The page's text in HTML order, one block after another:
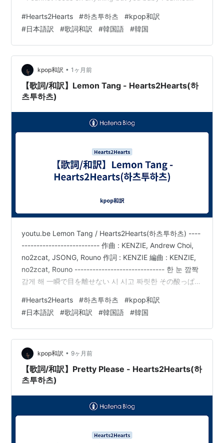
のぼや…
#Hearts2Hearts #하츠투하츠 #kpop和訳
#日本語訳 #歌詞和訳 #韓国語 #韓国
kpop和訳 • 1ヶ月前
【歌詞/和訳】Lemon Tang - Hearts2Hearts(하
츠투하츠)
youtu.be Lemon Tang / Hearts2Hearts(하츠투하츠) ----
-------------------------- 作曲 : KENZIE, Andrew Choi,
no2zcat, JSONG, Rouno 作詞 : KENZIE 編曲 : KENZIE,
no2zcat, Rouno ------------------------------ 한 눈 깜짝
감게 해 一瞬で目を離せない 시 시고 짜릿한 その酸っぱく
打ち破りたい 넌 쿨한 척 君はクールなふり 혼자가 좋대 1
人…
#Hearts2Hearts #하츠투하츠 #kpop和訳
#日本語訳 #歌詞和訳 #韓国語 #韓国
kpop和訳 • 9ヶ月前
【歌詞/和訳】Pretty Please - Hearts2Hearts(하
츠투하츠)